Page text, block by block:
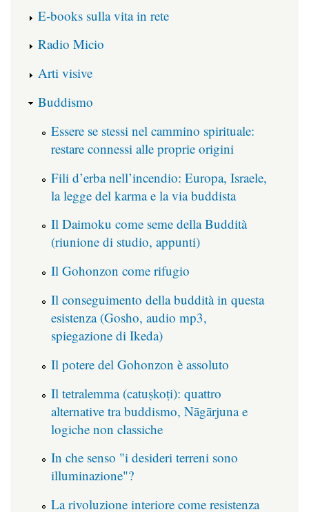
E-books sulla vita in rete
Radio Micio
Arti visive
Buddismo
Essere se stessi nel cammino spirituale:
restare connessi alle proprie origini
Fili d’erba nell’incendio: Europa, Israele,
la legge del karma e la via buddista
Il Daimoku come seme della Buddità
(riunione di studio, appunti)
Il Gohonzon come rifugio
Il conseguimento della buddità in questa
esistenza (Gosho, audio mp3,
spiegazione di Ikeda)
Il potere del Gohonzon è assoluto
Il tetralemma (catuṣkoṭi): quattro
alternative tra buddismo, Nāgārjuna e
logiche non classiche
In che senso "i desideri terreni sono
illuminazione"?
La rivoluzione interiore come resistenza